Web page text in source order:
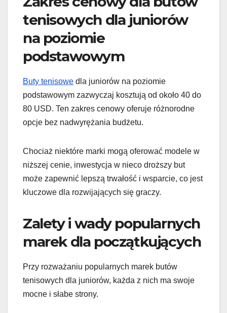
tenisowych dla juniorów
na poziomie
podstawowym
Buty tenisowe dla juniorów na poziomie
podstawowym zazwyczaj kosztują od około 40 do
80 USD. Ten zakres cenowy oferuje różnorodne
opcje bez nadwyrężania budżetu.
Chociaż niektóre marki mogą oferować modele w
niższej cenie, inwestycja w nieco droższy but
może zapewnić lepszą trwałość i wsparcie, co jest
kluczowe dla rozwijających się graczy.
Zalety i wady popularnych
marek dla początkujących
Przy rozważaniu popularnych marek butów
tenisowych dla juniorów, każda z nich ma swoje
mocne i słabe strony.